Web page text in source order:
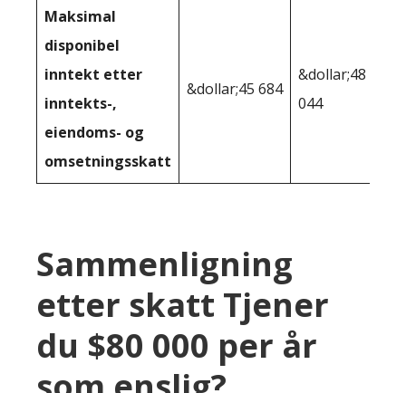
Maksimal
disponibel
inntekt etter
inntekts-,
eiendoms- og
omsetningsskatt
&dollar;45 684
&dollar;48
044
Sammenligning
etter skatt Tjener
du $80 000 per år